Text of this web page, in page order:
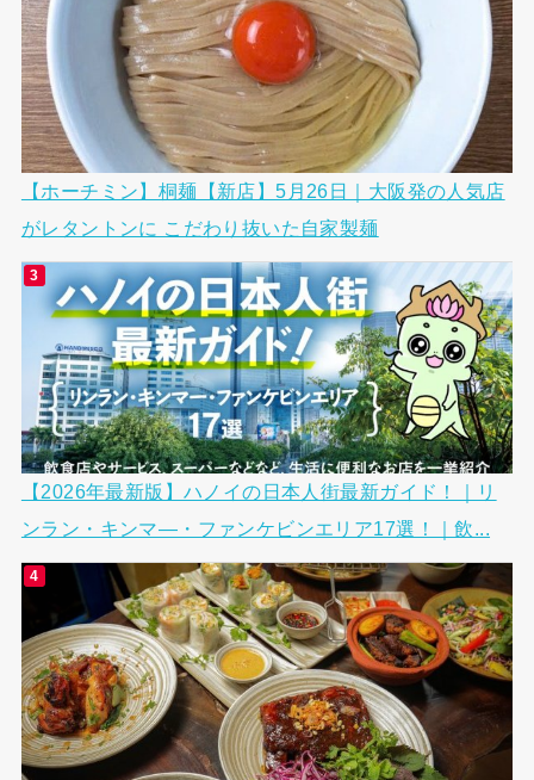
【ホーチミン】桐麺【新店】5月26日｜大阪発の人気店
がレタントンに こだわり抜いた自家製麺
【2026年最新版】ハノイの日本人街最新ガイド！｜リ
ンラン・キンマ―・ファンケビンエリア17選！｜飲...